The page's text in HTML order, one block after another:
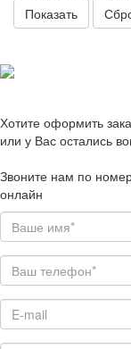
Хотите оформить
или у Вас остались
Звоните нам по
онлайн